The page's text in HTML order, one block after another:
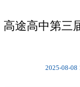
高途高中第三
2025-08-08